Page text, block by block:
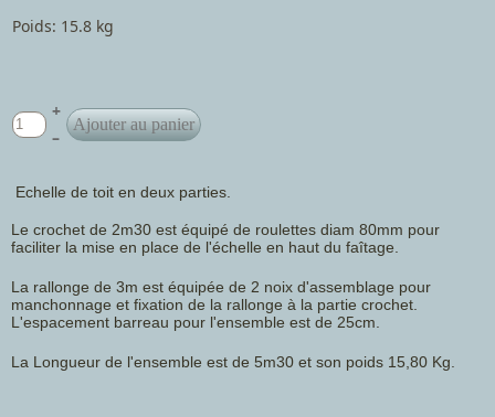
Poids: 15.8 kg
+
–
Echelle de toit en deux parties.
Le crochet de 2m30 est équipé de roulettes diam 80mm pour
faciliter la mise en place de l'échelle en haut du faîtage.
La rallonge de 3m est équipée de 2 noix d'assemblage pour
manchonnage et fixation de la rallonge à la partie crochet.
L'espacement barreau pour l'ensemble est de 25cm.
La Longueur de l'ensemble est de 5m30 et son poids 15,80 Kg.